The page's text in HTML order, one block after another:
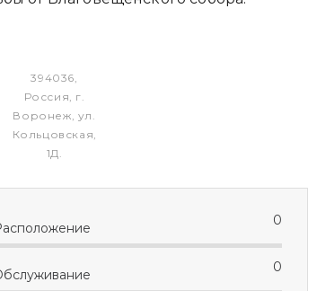
394036,
Россия, г.
Воронеж, ул.
Кольцовская,
1Д.
0
0